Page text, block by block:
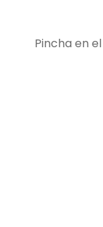
Pincha en